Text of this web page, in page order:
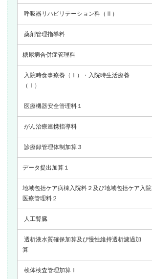
呼吸器リハビリテーション料（Ⅱ）
薬剤管理指導料
糖尿病合併症管理料
入院時食事療養（Ⅰ）・入院時生活療養
（Ⅰ）
医療機器安全管理料１
がん治療連携指導料
診療録管理体制加算３
データ提出加算１
地域包括ケア病棟入院料２及び地域包括ケア入院
医療管理料２
人工腎臓
透析液水質確保加算及び慢性維持透析濾過加
算
検体検査管理加算Ⅰ